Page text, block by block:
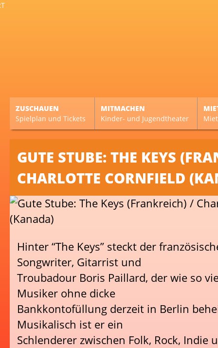
ZUSCHAUEN
Spielplan und Tickets
MITMACHEN
Kinder- und Jugendtheater
GUTE STUBE: THE KEYS
CHARLOTTE CORNFIELD
Hinter “The Keys” steckt der
Songwriter, Gitarrist und
Troubadour Boris Paillard, der wie so
Musiker ohne dicke
Bankkontofüllung derzeit in Berlin
Musikalisch ist er ein
Schlenderer zwischen Folk, Rock, Indie